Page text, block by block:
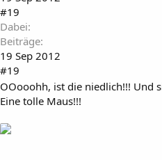
#19
Dabei
Beiträge
19 Sep 2012
#19
OOooohh, ist die niedlich!!! Und
Eine tolle Maus!!!